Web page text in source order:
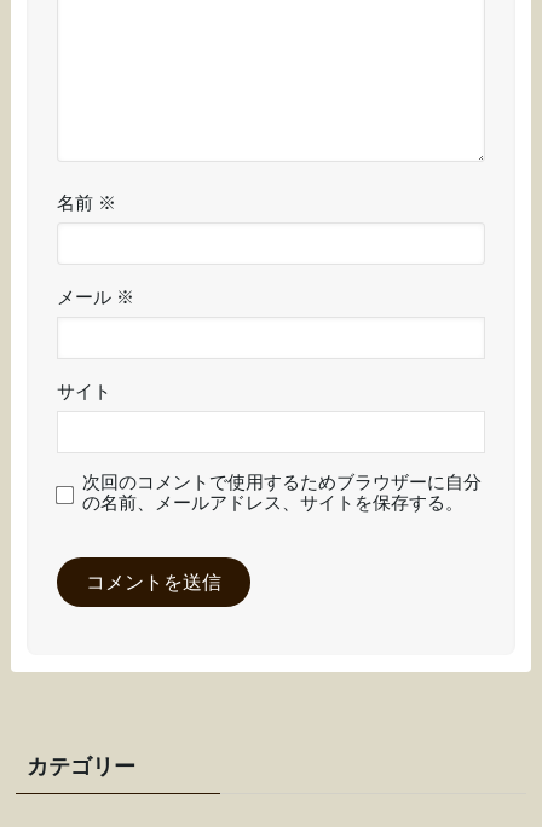
名前 ※
メール ※
サイト
次回のコメントで使用するためブラウザーに自分
の名前、メールアドレス、サイトを保存する。
カテゴリー